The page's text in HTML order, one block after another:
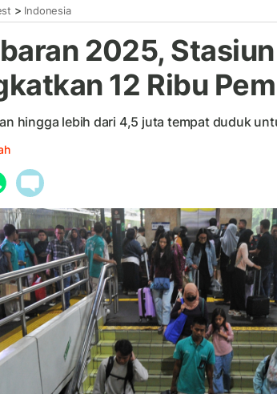
> Indonesia
2025,
12 Ribu
hingga lebih dari 4,5 juta tempat duduk